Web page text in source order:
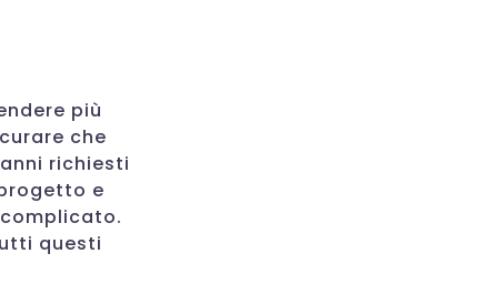
più
che
richiesti
e
questi